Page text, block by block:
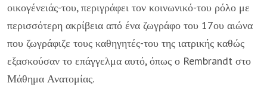
οικογένειάς-του, περιγράφει τον κοινωνικό-του ρόλο με
περισσότερη ακρίβεια από ένα ζωγράφο του 17ου αιώνα
που ζωγράφιζε τους καθηγητές-του της ιατρικής καθώς
εξασκούσαν το επάγγελμα αυτό, όπως ο Rembrandt στο
Μάθημα Ανατομίας.